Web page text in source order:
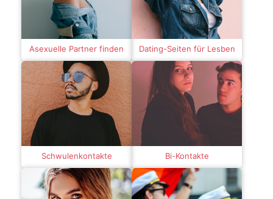
Asexuelle Partner finden Dating-Seiten für Lesben
Schwulenkontakte Bi-Kontakte